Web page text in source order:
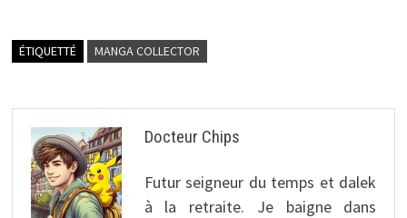
ÉTIQUETTÉ MANGA COLLECTOR
Docteur Chips
Futur seigneur du temps et dalek
à la retraite. Je baigne dans